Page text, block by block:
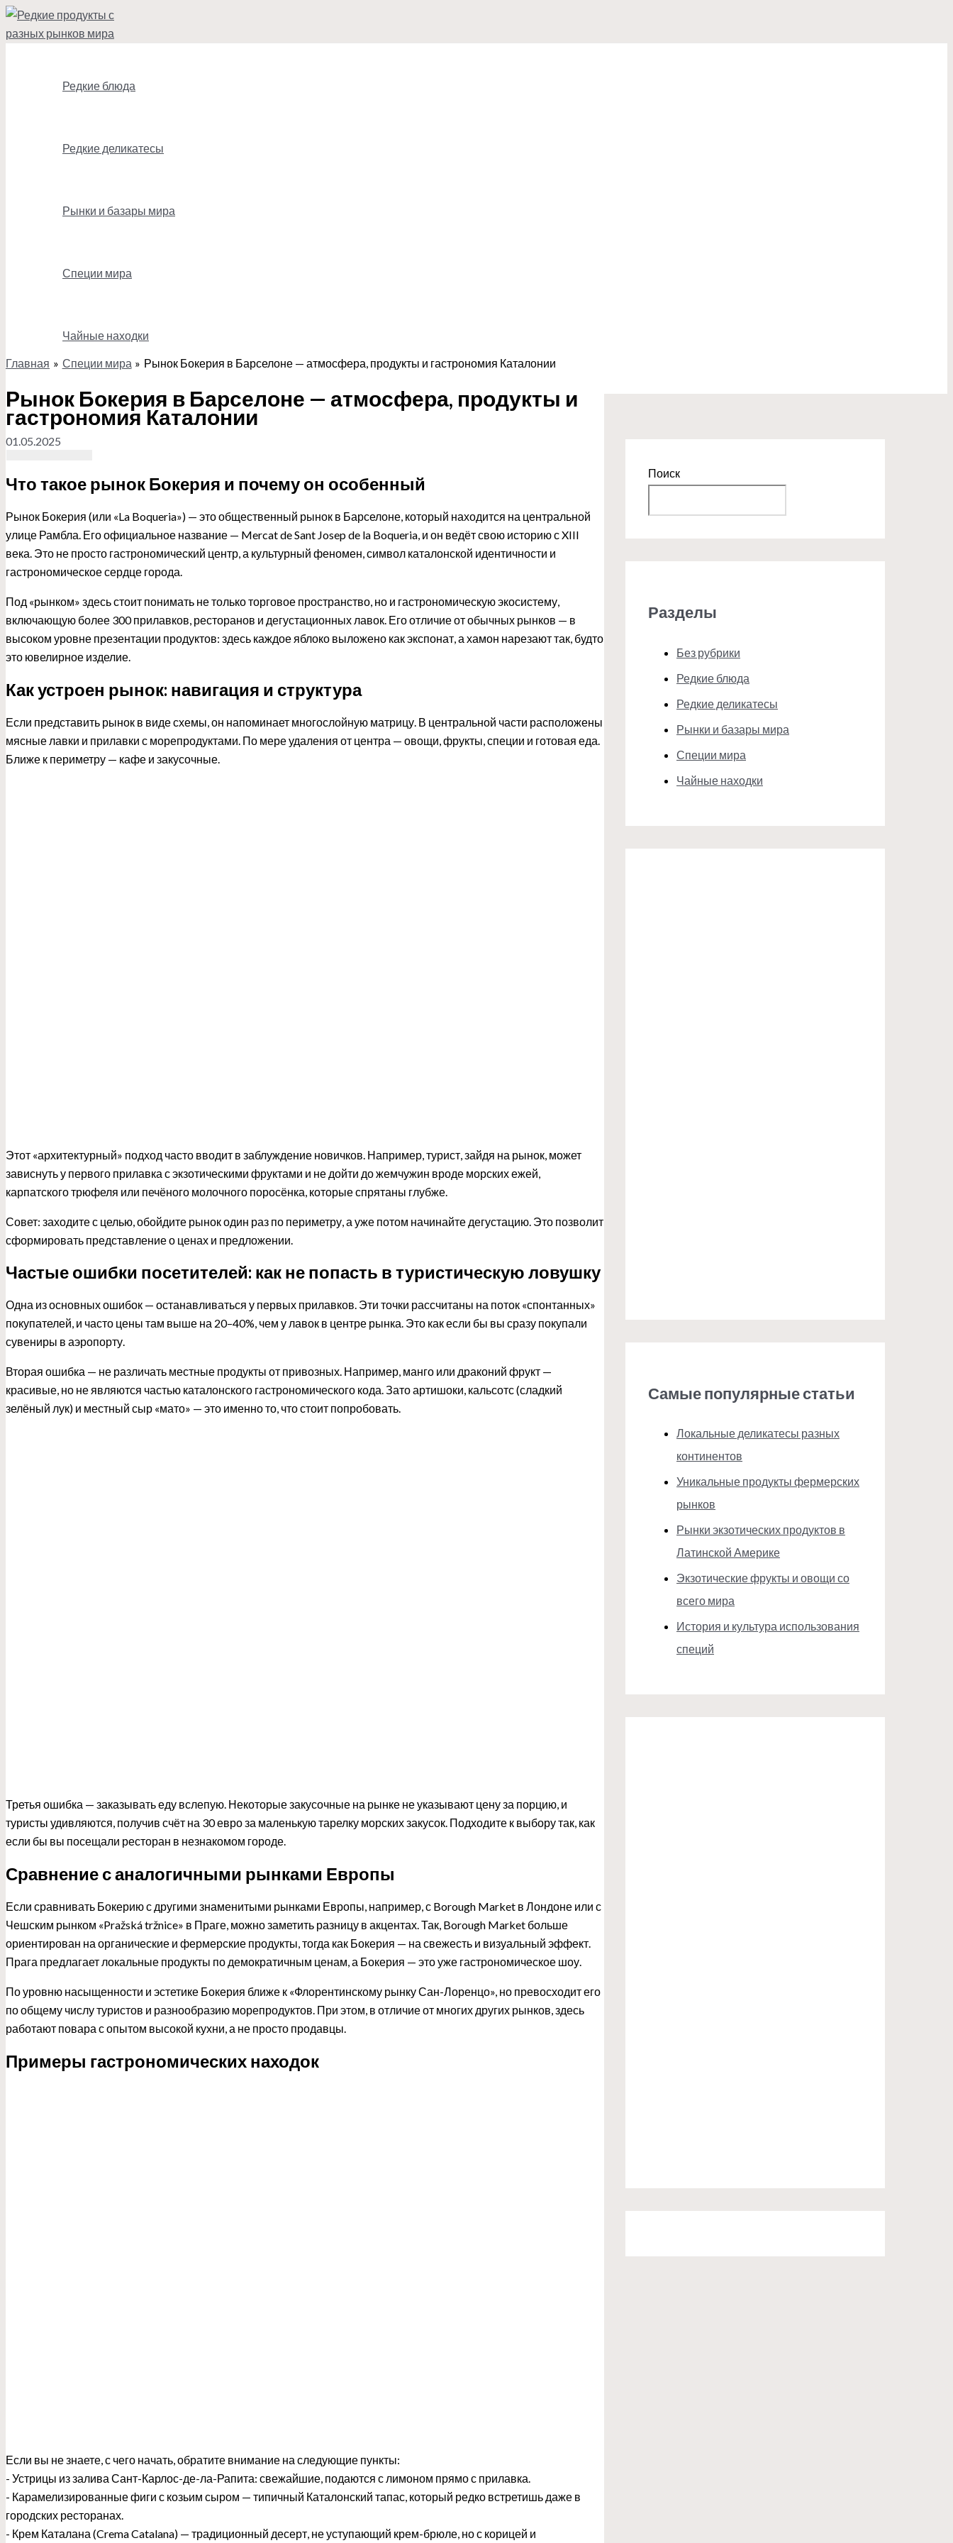
Перейти
к
Редкие блюда
Редкие деликатесы
Рынки и базары мира
Специи мира
Чайные находки
Главная Специи мира Рынок Бокерия в Барселоне — атмосфера, продукты и гастрономия Каталонии
Рынок Бокерия в Барселоне — атмосфера, продукты и
гастрономия Каталонии
01.05.2025
Что такое рынок Бокерия и почему он особенный
Рынок Бокерия (или «La Boqueria») — это общественный рынок в Барселоне, который находится на центральной
улице Рамбла. Его официальное название — Mercat de Sant Josep de la Boqueria, и он ведёт свою историю с XIII
века. Это не просто гастрономический центр, а культурный феномен, символ каталонской идентичности и
гастрономическое сердце города.
Под «рынком» здесь стоит понимать не только торговое пространство, но и гастрономическую экосистему,
включающую более 300 прилавков, ресторанов и дегустационных лавок. Его отличие от обычных рынков — в
высоком уровне презентации продуктов: здесь каждое яблоко выложено как экспонат, а хамон нарезают так, будто
это ювелирное изделие.
Как устроен рынок: навигация и структура
Если представить рынок в виде схемы, он напоминает многослойную матрицу. В центральной части расположены
мясные лавки и прилавки с морепродуктами. По мере удаления от центра — овощи, фрукты, специи и готовая еда.
Ближе к периметру — кафе и закусочные.
Этот «архитектурный» подход часто вводит в заблуждение новичков. Например, турист, зайдя на рынок, может
зависнуть у первого прилавка с экзотическими фруктами и не дойти до жемчужин вроде морских ежей,
карпатского трюфеля или печёного молочного поросёнка, которые спрятаны глубже.
Совет: заходите с целью, обойдите рынок один раз по периметру, а уже потом начинайте дегустацию. Это позволит
сформировать представление о ценах и предложении.
Частые ошибки посетителей: как не попасть в туристическую ловушку
Одна из основных ошибок — останавливаться у первых прилавков. Эти точки рассчитаны на поток «спонтанных»
покупателей, и часто цены там выше на 20–40%, чем у лавок в центре рынка. Это как если бы вы сразу покупали
сувениры в аэропорту.
Вторая ошибка — не различать местные продукты от привозных. Например, манго или драконий фрукт —
красивые, но не являются частью каталонского гастрономического кода. Зато артишоки, кальсотс (сладкий
зелёный лук) и местный сыр «мато» — это именно то, что стоит попробовать.
Третья ошибка — заказывать еду вслепую. Некоторые закусочные на рынке не указывают цену за порцию, и
туристы удивляются, получив счёт на 30 евро за маленькую тарелку морских закусок. Подходите к выбору так, как
если бы вы посещали ресторан в незнакомом городе.
Сравнение с аналогичными рынками Европы
Если сравнивать Бокерию с другими знаменитыми рынками Европы, например, с Borough Market в Лондоне или с
Чешским рынком «Pražská tržnice» в Праге, можно заметить разницу в акцентах. Так, Borough Market больше
ориентирован на органические и фермерские продукты, тогда как Бокерия — на свежесть и визуальный эффект.
Прага предлагает локальные продукты по демократичным ценам, а Бокерия — это уже гастрономическое шоу.
По уровню насыщенности и эстетике Бокерия ближе к «Флорентинскому рынку Сан-Лоренцо», но превосходит его
по общему числу туристов и разнообразию морепродуктов. При этом, в отличие от многих других рынков, здесь
работают повара с опытом высокой кухни, а не просто продавцы.
Примеры гастрономических находок
Если вы не знаете, с чего начать, обратите внимание на следующие пункты:
- Устрицы из залива Сант-Карлос-де-ла-Рапита: свежайшие, подаются с лимоном прямо с прилавка.
- Карамелизированные фиги с козьим сыром — типичный Каталонский тапас, который редко встретишь даже в
городских ресторанах.
- Крем Каталана (Crema Catalana) — традиционный десерт, не уступающий крем-брюле, но с корицей и
Поиск
Разделы
Без рубрики
Редкие блюда
Редкие деликатесы
Рынки и базары мира
Специи мира
Чайные находки
Самые популярные статьи
Локальные деликатесы разных
континентов
Уникальные продукты фермерских
рынков
Рынки экзотических продуктов в
Латинской Америке
Экзотические фрукты и овощи со
всего мира
История и культура использования
специй